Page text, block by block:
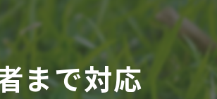
商品ラインナップ一覧
フィッテイング・試打会参加者の声
代表あいさつ
まで対応